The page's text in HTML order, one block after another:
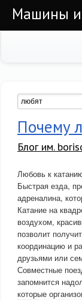
Машины и
Почему
Блог им.
Любовь к
Быстрая езда,
адреналина,
Катание на
воздухом,
позволит
координацию и
друзьями или
Совместные
запомнится
которые